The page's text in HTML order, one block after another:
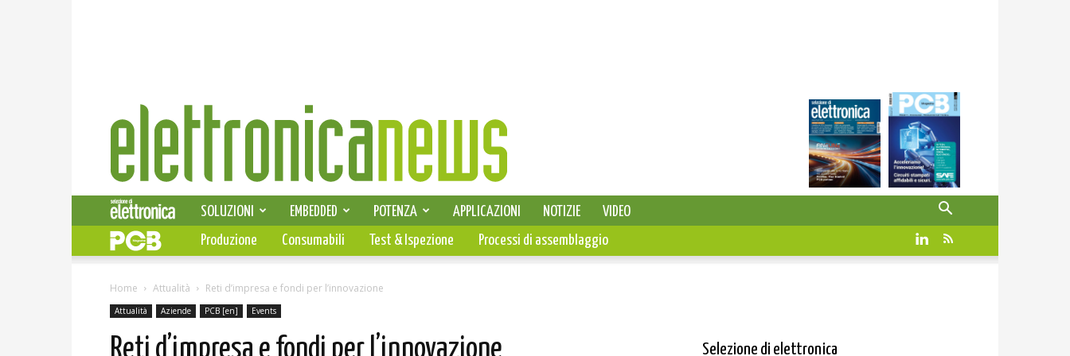
Elettronica
News
SELEZIONE DI ELETTRONICA
SOLUZIONI EMBEDDED POTENZA APPLICAZIONI NOTIZIE
VIDEO
PCB
Produzione Consumabili Test & Ispezione Processi di assemblaggio
Home Attualità Reti d’impresa e fondi per l’innovazione
Attualità Aziende PCB [en] Events
Reti d’impresa e fondi per l’innovazione Selezione di elettronica